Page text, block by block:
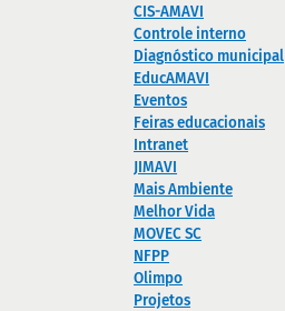
CIS-AMAVI
Controle interno
Diagnóstico municipal
EducAMAVI
Eventos
Feiras educacionais
Intranet
JIMAVI
Mais Ambiente
Melhor Vida
MOVEC SC
NFPP
Olimpo
Projetos